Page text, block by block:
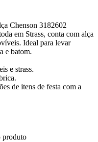
Chenson 3182602
em Strass, conta com alça
Ideal para levar
e batom.
e strass.
de itens de festa com a
produto